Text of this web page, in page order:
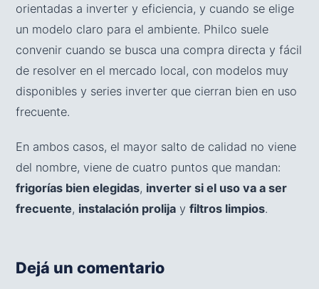
orientadas a inverter y eficiencia, y cuando se elige
un modelo claro para el ambiente. Philco suele
convenir cuando se busca una compra directa y fácil
de resolver en el mercado local, con modelos muy
disponibles y series inverter que cierran bien en uso
frecuente.
En ambos casos, el mayor salto de calidad no viene
del nombre, viene de cuatro puntos que mandan:
frigorías bien elegidas, inverter si el uso va a ser
frecuente, instalación prolija y filtros limpios.
Dejá un comentario